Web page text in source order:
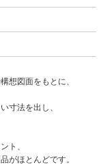
想図面をもとに、
寸法を出し、
ト、
がほとんどです。